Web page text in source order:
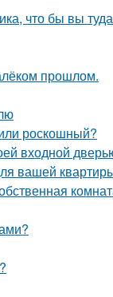
что бы вы
прошлом.
роскошный?
входной
вашей